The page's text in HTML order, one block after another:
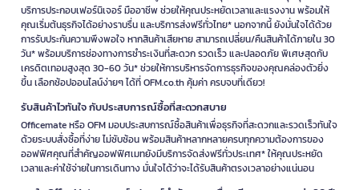
บริการประกอบเฟอร์นิเจอร์ มืออาชีพ ช่วยให้คุณประหยัดเวลาและแรงงาน พร้อมให้
คุณเริ่มต้นธุรกิจได้อย่างราบรื่น และบริการส่งฟรีทั่วไทย* นอกจากนี้ ยังมั่นใจได้ด้วย
การรับประกันความพึงพอใจ หากสินค้าเสียหาย สามารถเปลี่ยน/คืนสินค้าได้ภายใน 30
วัน* พร้อมบริการช่องทางการชำระเงินที่สะดวก รวดเร็ว และปลอดภัย พิเศษสุดกับ
เครดิตเทอมสูงสุด 30-60 วัน* ช่วยให้การบริหารจัดการธุรกิจของคุณคล่องตัวยิ่ง
ขึ้น เลือกช้อปออนไลน์ง่ายๆ ได้ที่ OFM.co.th คุ้มค่า ครบจบที่เดียว!
รับสินค้าไวทันใจ กับประสบการณ์ซื้อที่สะดวกสบาย
Officemate หรือ OFM มอบประสบการณ์ซื้อสินค้าเพื่อธุรกิจที่สะดวกและรวดเร็วทันใจ
ด้วยระบบสั่งซื้อที่ง่าย ไม่ซับซ้อน พร้อมสินค้าหลากหลายครบทุกความต้องการของ
ออฟฟิศคุณที่สำคัญออฟฟิศเมทยังมีบริการจัดส่งฟรีทั่วประเทศ* ให้คุณประหยัด
เวลาและค่าใช้จ่ายในการเดินทาง มั่นใจได้ว่าจะได้รับสินค้าตรงเวลาอย่างแน่นอน